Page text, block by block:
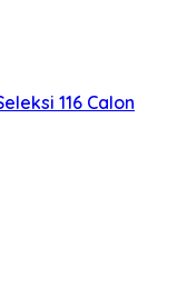
116 Calon